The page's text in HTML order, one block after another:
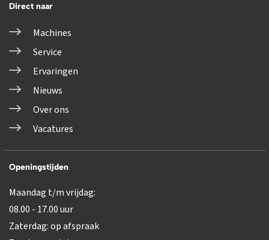
Direct naar
Machines
Service
Ervaringen
Nieuws
Over ons
Vacatures
Openingstijden
Maandag t/m vrijdag:
08.00 - 17.00 uur
Zaterdag: op afspraak